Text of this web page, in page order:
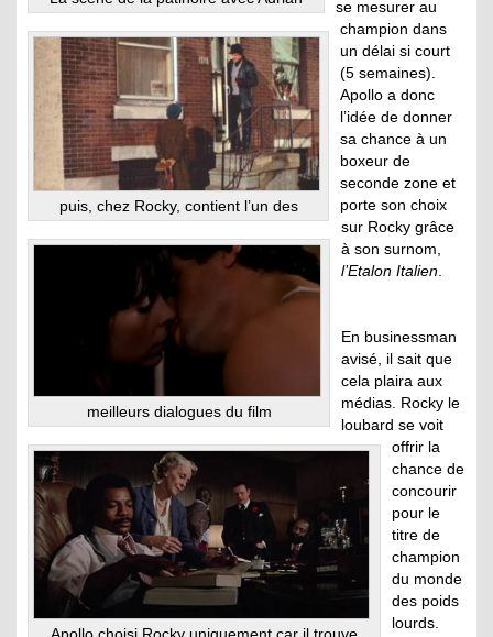
puis, chez Rocky, contient l’un des
meilleurs dialogues du film
se mesurer au
champion dans
un délai si court
(5 semaines).
Apollo a donc
l’idée de donner
sa chance à un
boxeur de
seconde zone et
porte son choix
sur Rocky grâce
à son surnom,
l’Etalon Italien
En businessman
avisé, il sait que
cela plaira aux
médias. Rocky le
loubard se voit
offrir la
chance de
concourir
pour le
titre de
champion
du monde
des poids
lourds.